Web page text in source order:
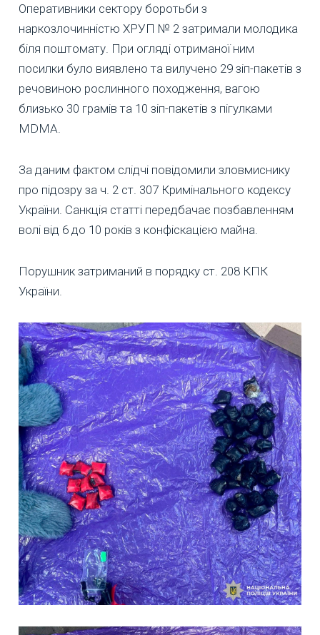
Оперативники сектору боротьби з
наркозлочинністю ХРУП № 2 затримали молодика
біля поштомату. При огляді отриманої ним
посилки було виявлено та вилучено 29 зіп-пакетів з
речовиною рослинного походження, вагою
близько 30 грамів та 10 зіп-пакетів з пігулками
MDMA.
За даним фактом слідчі повідомили зловмиснику
про підозру за ч. 2 ст. 307 Кримінального кодексу
України. Санкція статті передбачає позбавленням
волі від 6 до 10 років з конфіскацією майна.
Порушник затриманий в порядку ст. 208 КПК
України.